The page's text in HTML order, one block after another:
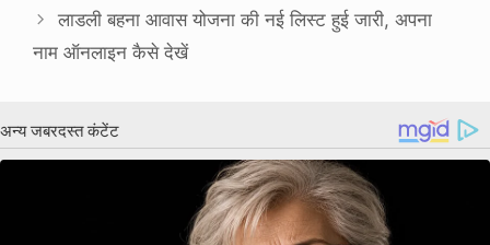
लाडली बहना आवास योजना की नई लिस्ट हुई जारी, अपना
नाम ऑनलाइन कैसे देखें